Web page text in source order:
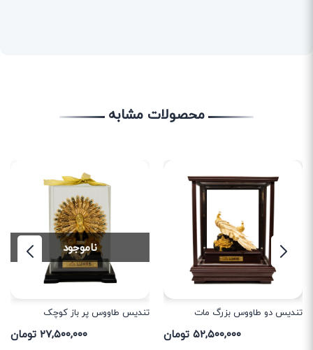
محصولات مشابه
تندیس دو طاووس بزرگ مات
۵۲,۵۰۰,۰۰۰ تومان
تندیس طاووس پر باز کوچک
۲۷,۵۰۰,۰۰۰ تومان
ناموجود